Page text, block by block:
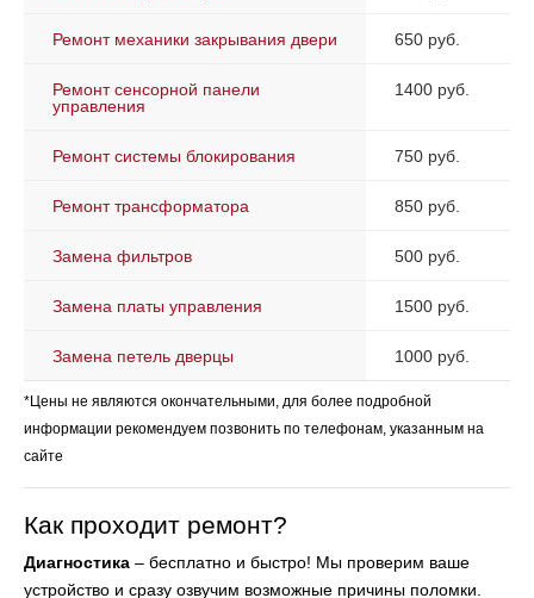
Ремонт механики закрывания двери 650 руб.
Ремонт сенсорной панели
управления
1400 руб.
Ремонт системы блокирования 750 руб.
Ремонт трансформатора 850 руб.
Замена фильтров 500 руб.
Замена платы управления 1500 руб.
Замена петель дверцы 1000 руб.
*Цены не являются окончательными, для более подробной
информации рекомендуем позвонить по телефонам, указанным на
сайте
Как проходит ремонт?
Диагностика – бесплатно и быстро! Мы проверим ваше
устройство и сразу озвучим возможные причины поломки.